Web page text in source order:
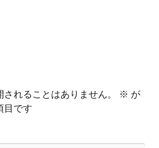
れることはありません。
※ が
目です